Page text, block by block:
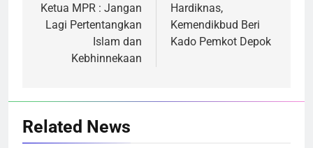
pos
Ketua MPR : Jangan
Lagi Pertentangkan
Islam dan
Kebhinnekaan
Hardiknas,
Kemendikbud Beri
Kado Pemkot Depok
Related News